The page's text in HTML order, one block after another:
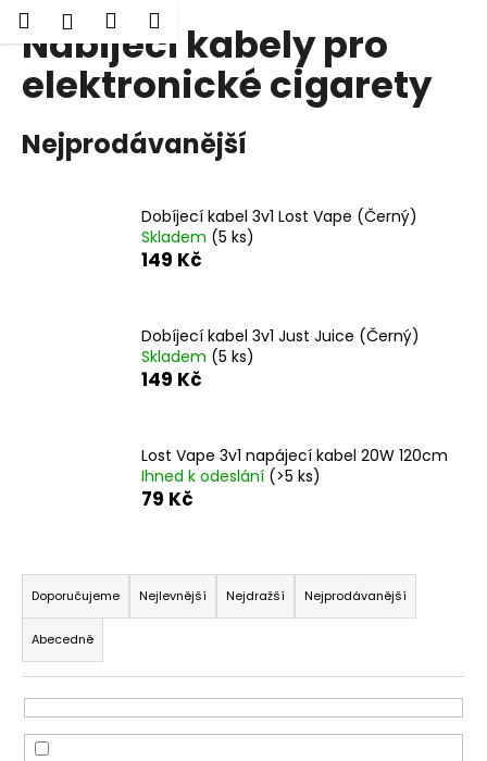
Přejít
obsah
HledatPřihlášení
Nákupní
košík
Nabíjecí kabely pro
elektronické cigarety
Nejprodávanější
Dobíjecí kabel 3v1 Lost Vape (Černý)
Skladem (5 ks)
149 Kč
Dobíjecí kabel 3v1 Just Juice (Černý)
Skladem (5 ks)
149 Kč
Lost Vape 3v1 napájecí kabel 20W 120cm
Ihned k odeslání (>5 ks)
79 Kč
Ř
a
z
e
n
í
p
Doporučujeme Nejlevnější Nejdražší Nejprodávanější
Abecedně
o Zpět
Zpět
o
í
t
?
HLEDAT